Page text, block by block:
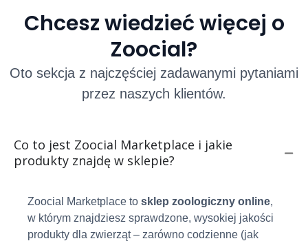
Chcesz wiedzieć więcej o
Zoocial?
Oto sekcja z najczęściej zadawanymi pytaniami
przez naszych klientów.
Co to jest Zoocial Marketplace i jakie
produkty znajdę w sklepie?
Zoocial Marketplace to sklep zoologiczny online,
w którym znajdziesz sprawdzone, wysokiej jakości
produkty dla zwierząt – zarówno codzienne (jak